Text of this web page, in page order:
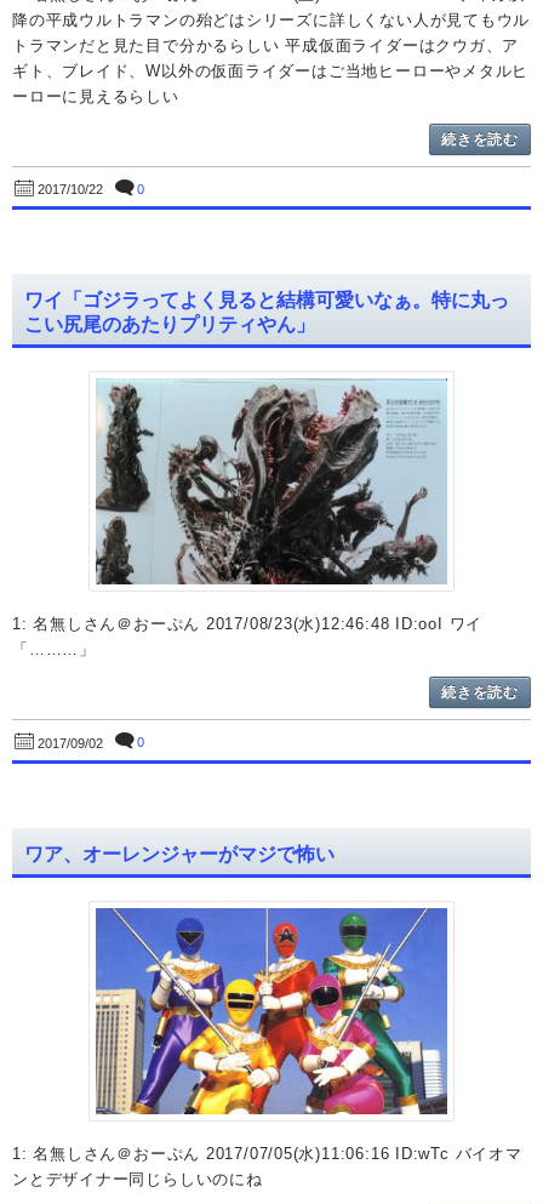
降の平成ウルトラマンの殆どはシリーズに詳しくない人が見てもウル
トラマンだと見た目で分かるらしい 平成仮面ライダーはクウガ、ア
ギト、ブレイド、W以外の仮面ライダーはご当地ヒーローやメタルヒ
ーローに見えるらしい
続きを読む
2017/10/22 0
ワイ「ゴジラってよく見ると結構可愛いなぁ。特に丸っ
こい尻尾のあたりプリティやん」
1: 名無しさん＠おーぷん 2017/08/23(水)12:46:48 ID:ooI ワイ
「………」
続きを読む
2017/09/02 0
ワア、オーレンジャーがマジで怖い
1: 名無しさん＠おーぷん 2017/07/05(水)11:06:16 ID:wTc バイオマ
ンとデザイナー同じらしいのにね